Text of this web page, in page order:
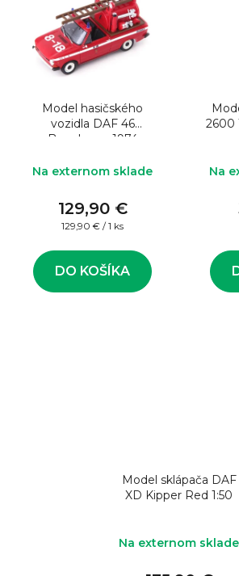
Model hasičského
vozidla DAF 46
Brandweer 1974
Na externom sklade
129,90 €
Jednotková
129,90 € / 1 ks
DO KOŠÍKA
2600
Na
Model sklápača DAF
XD Kipper Red 1:50
Na externom sklade